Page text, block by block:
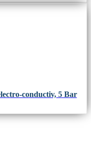
conductiv, 5 Bar